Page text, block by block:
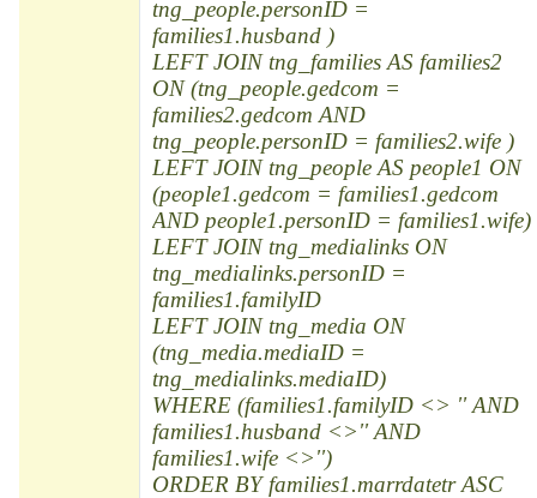
tng_people.personID =
families1.husband )
LEFT JOIN tng_families AS families2
ON (tng_people.gedcom =
families2.gedcom AND
tng_people.personID = families2.wife )
LEFT JOIN tng_people AS people1 ON
(people1.gedcom = families1.gedcom
AND people1.personID = families1.wife)
LEFT JOIN tng_medialinks ON
tng_medialinks.personID =
families1.familyID
LEFT JOIN tng_media ON
(tng_media.mediaID =
tng_medialinks.mediaID)
WHERE (families1.familyID <> '' AND
families1.husband <>'' AND
families1.wife <>'')
ORDER BY families1.marrdatetr ASC